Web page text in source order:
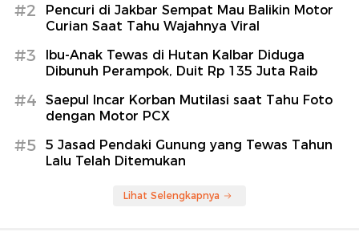
#2
Pencuri di Jakbar Sempat Mau Balikin Motor
Curian Saat Tahu Wajahnya Viral
#3
Ibu-Anak Tewas di Hutan Kalbar Diduga
Dibunuh Perampok, Duit Rp 135 Juta Raib
#4
Saepul Incar Korban Mutilasi saat Tahu Foto
dengan Motor PCX
#5
5 Jasad Pendaki Gunung yang Tewas Tahun
Lalu Telah Ditemukan
Lihat Selengkapnya